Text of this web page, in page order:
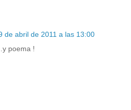
de abril de 2011 a las 13:00
poema !